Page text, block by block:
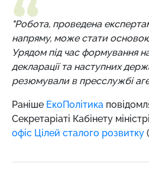
"Робота, проведена
напряму, може стати
Урядом під час формування
декларації та наступних
резюмували в пресслужбі
Раніше ЕкоПолітика
Секретаріаті Кабінету
офіс Цілей сталого розвитку